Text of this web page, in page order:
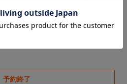
アクションリボルバー銀、薬莢） ・
ド×1 ・LED発光ギミック（テレ
予約終了